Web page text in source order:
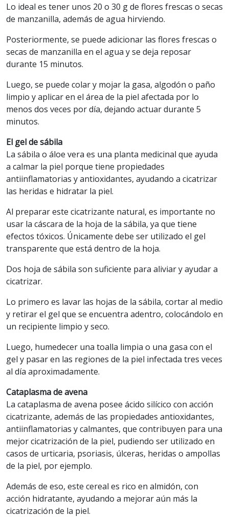
Lo ideal es tener unos 20 o 30 g de flores frescas o secas
de manzanilla, además de agua hirviendo.
Posteriormente, se puede adicionar las flores frescas o
secas de manzanilla en el agua y se deja reposar
durante 15 minutos.
Luego, se puede colar y mojar la gasa, algodón o paño
limpio y aplicar en el área de la piel afectada por lo
menos dos veces por día, dejando actuar durante 5
minutos.
El gel de sábila
La sábila o áloe vera es una planta medicinal que ayuda
a calmar la piel porque tiene propiedades
antiinflamatorias y antioxidantes, ayudando a cicatrizar
las heridas e hidratar la piel.
Al preparar este cicatrizante natural, es importante no
usar la cáscara de la hoja de la sábila, ya que tiene
efectos tóxicos. Únicamente debe ser utilizado el gel
transparente que está dentro de la hoja.
Dos hoja de sábila son suficiente para aliviar y ayudar a
cicatrizar.
Lo primero es lavar las hojas de la sábila, cortar al medio
y retirar el gel que se encuentra adentro, colocándolo en
un recipiente limpio y seco.
Luego, humedecer una toalla limpia o una gasa con el
gel y pasar en las regiones de la piel infectada tres veces
al día aproximadamente.
Cataplasma de avena
La cataplasma de avena posee ácido silícico con acción
cicatrizante, además de las propiedades antioxidantes,
antiinflamatorias y calmantes, que contribuyen para una
mejor cicatrización de la piel, pudiendo ser utilizado en
casos de urticaria, psoriasis, úlceras, heridas o ampollas
de la piel, por ejemplo.
Además de eso, este cereal es rico en almidón, con
acción hidratante, ayudando a mejorar aún más la
cicatrización de la piel.